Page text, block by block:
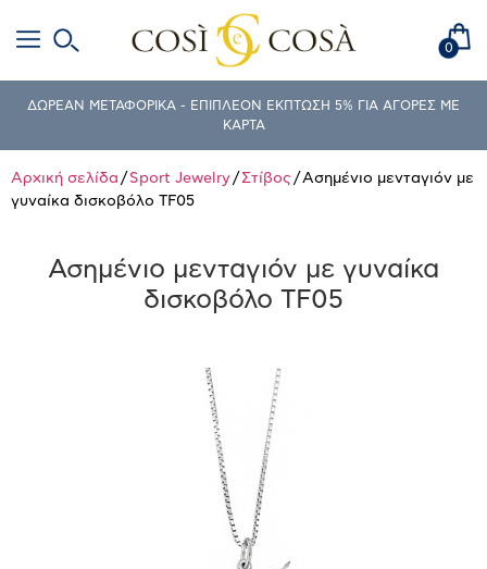
0
ΔΩΡΕΑΝ ΜΕΤΑΦΟΡΙΚΑ - ΕΠΙΠΛΕΟΝ ΕΚΠΤΩΣΗ 5% ΓΙΑ ΑΓΟΡΕΣ ΜΕ
ΚΑΡΤΑ
Αρχική σελίδα / Sport Jewelry/Στίβος / Ασημένιο μενταγιόν με
γυναίκα δισκοβόλο TF05
Ασημένιο μενταγιόν με γυναίκα
δισκοβόλο TF05